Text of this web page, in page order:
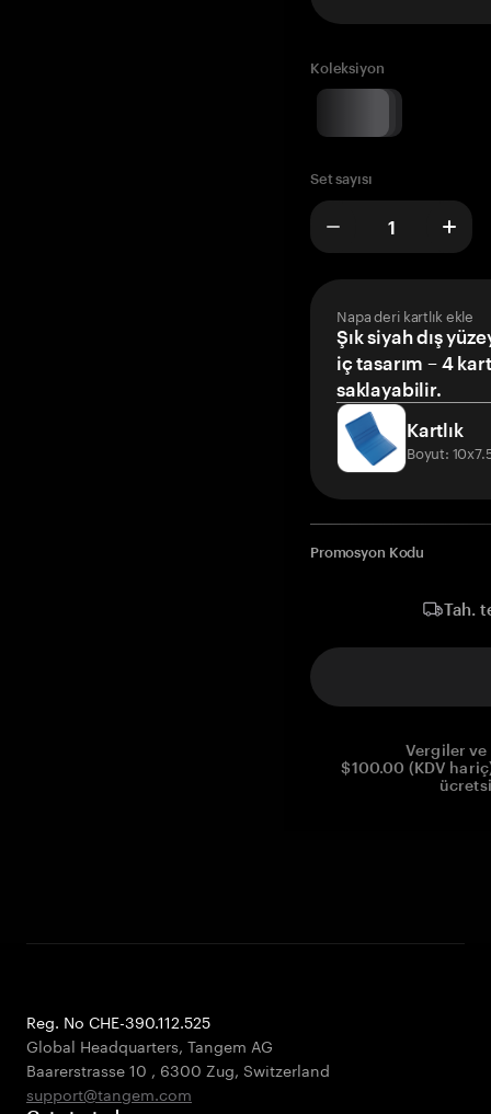
Koleksiyon
Set sayısı
Napa deri kartlık ekle
Şık siyah dış
iç tasarım – 4
saklayabilir.
Kartlık
Boyut:
Promosyon Kodu
Tah.
Vergiler
$100.00 (KDV
Reg. No CHE-390.112.525
Global Headquarters, Tangem AG
Baarerstrasse 10 , 6300 Zug, Switzerland
support@tangem.com